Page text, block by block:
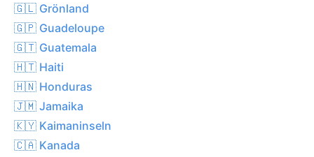
🇬🇱 Grönland
🇬🇵 Guadeloupe
🇬🇹 Guatemala
🇭🇹 Haiti
🇭🇳 Honduras
🇯🇲 Jamaika
🇰🇾 Kaimaninseln
🇨🇦 Kanada